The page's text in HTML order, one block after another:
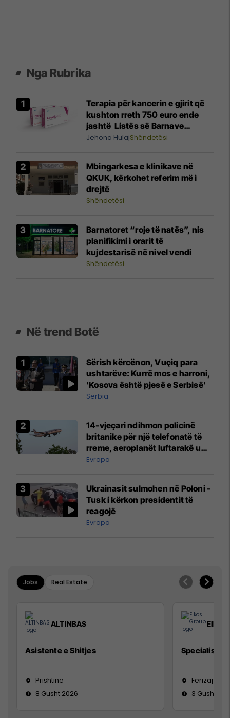
Nga Rubrika
Terapia për kancerin e gjirit që
kushton rreth 750 euro ende
jashtë Listës së Barnave
Esenciale, përgjigjet MSH-ja
Jehona HulajShëndetësi
Mbingarkesa e klinikave në
QKUK, kërkohet referim më i
drejtë
Shëndetësi
Barnatoret “roje të natës”, nis
planifikimi i orarit të
kujdestarisë në nivel vendi
Shëndetësi
Në trend Botë
Sërish kërcënon, Vuçiq para
ushtarëve: Kurrë mos e harroni,
'Kosova është pjesë e Serbisë'
Serbia
14-vjeçari ndihmon policinë
britanike për një telefonatë të
rreme, aeroplanët luftarakë u
ngritën në ajër për të
Mançesterit
Evropa
Ukrainasit sulmohen në Poloni -
Tusk i kërkon presidentit të
reagojë
Evropa
Jobs Real Estate
ALTINBAS
Asistente e Shitjes
Prishtinë
8 Gusht 2026
Elkos
Specialist
Ferizaj
3 Gusht